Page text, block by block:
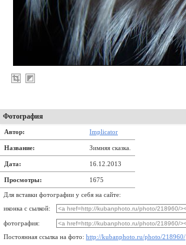
Фотография
Автор: Implicator
Название: Зимняя сказка.
Дата: 16.12.2013
Просмотры: 1675
Для вставки фотографии у себя на сайте:
иконка с сылкой:
фотография:
Постоянная ссылка на фото: http://kubanphoto.ru/photo/218960/